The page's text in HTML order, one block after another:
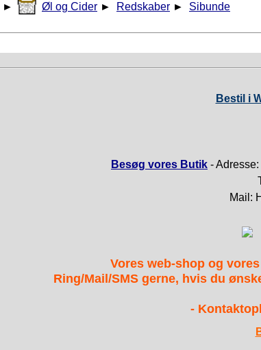
► Øl og Cider ► Redskaber ► Sibunde
Bestil i
Besøg vores Butik -
Mail:
Vores web-shop og
Ring/Mail/SMS gerne, hvis du
-